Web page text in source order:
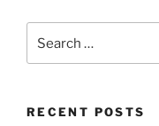
for:
RECENT POSTS